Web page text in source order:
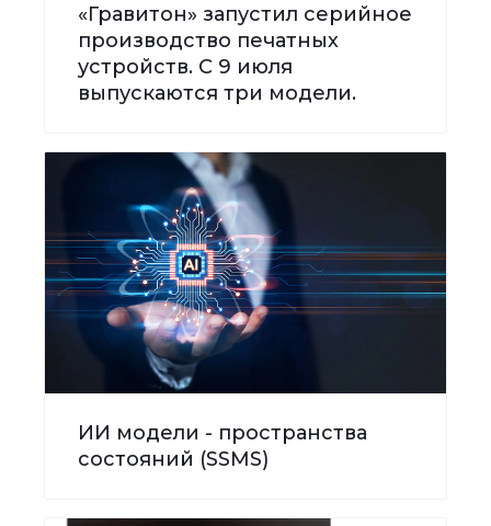
«Гравитон» запустил серийное
производство печатных
устройств. С 9 июля
выпускаются три модели.
ИИ модели - пространства
состояний (SSMS)